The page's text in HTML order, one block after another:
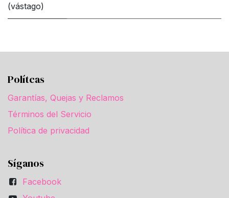
(vástago)
Polítcas
Garantías, Quejas y Reclamos
Términos del Servicio
Política de privacidad
Síganos
Facebook